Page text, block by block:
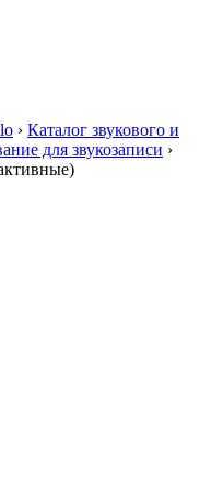
› Каталог звукового и
для звукозаписи ›